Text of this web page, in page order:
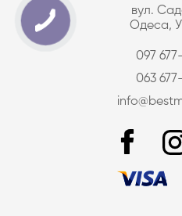
вул.
Одеса,
097
063